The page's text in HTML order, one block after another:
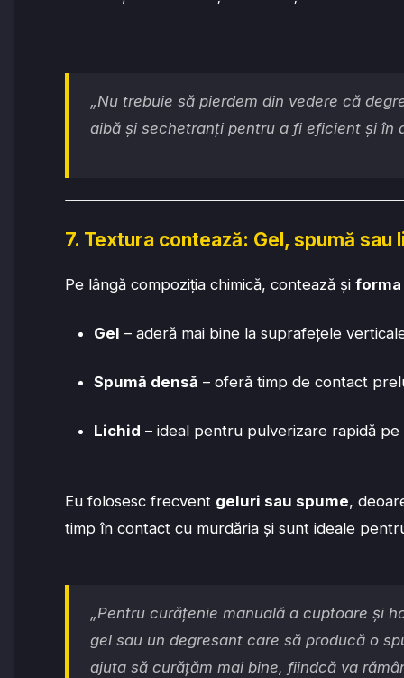
„Nu trebuie să pierdem din vedere că
aibă și sechetranți pentru a fi eficient și în
7. Textura contează: Gel, spumă sau
Pe lângă compoziția chimică, contează și forma
Gel – aderă mai bine la suprafețele
Spumă densă – oferă timp de contact
Lichid – ideal pentru pulverizare rapidă
Eu folosesc frecvent geluri sau spume,
timp în contact cu murdăria și sunt ideale
„Pentru curățenie manuală a cuptoare și
gel sau un degresant care să producă o
ajuta să curățăm mai bine, fiindcă va